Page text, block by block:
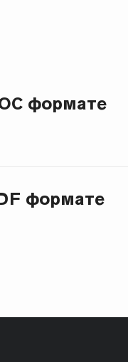
формате
формате